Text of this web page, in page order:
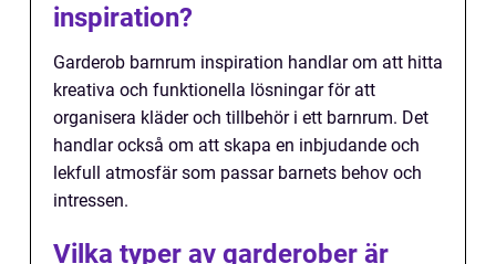
inspiration?
Garderob barnrum inspiration handlar om att hitta
kreativa och funktionella lösningar för att
organisera kläder och tillbehör i ett barnrum. Det
handlar också om att skapa en inbjudande och
lekfull atmosfär som passar barnets behov och
intressen.
Vilka typer av garderober är